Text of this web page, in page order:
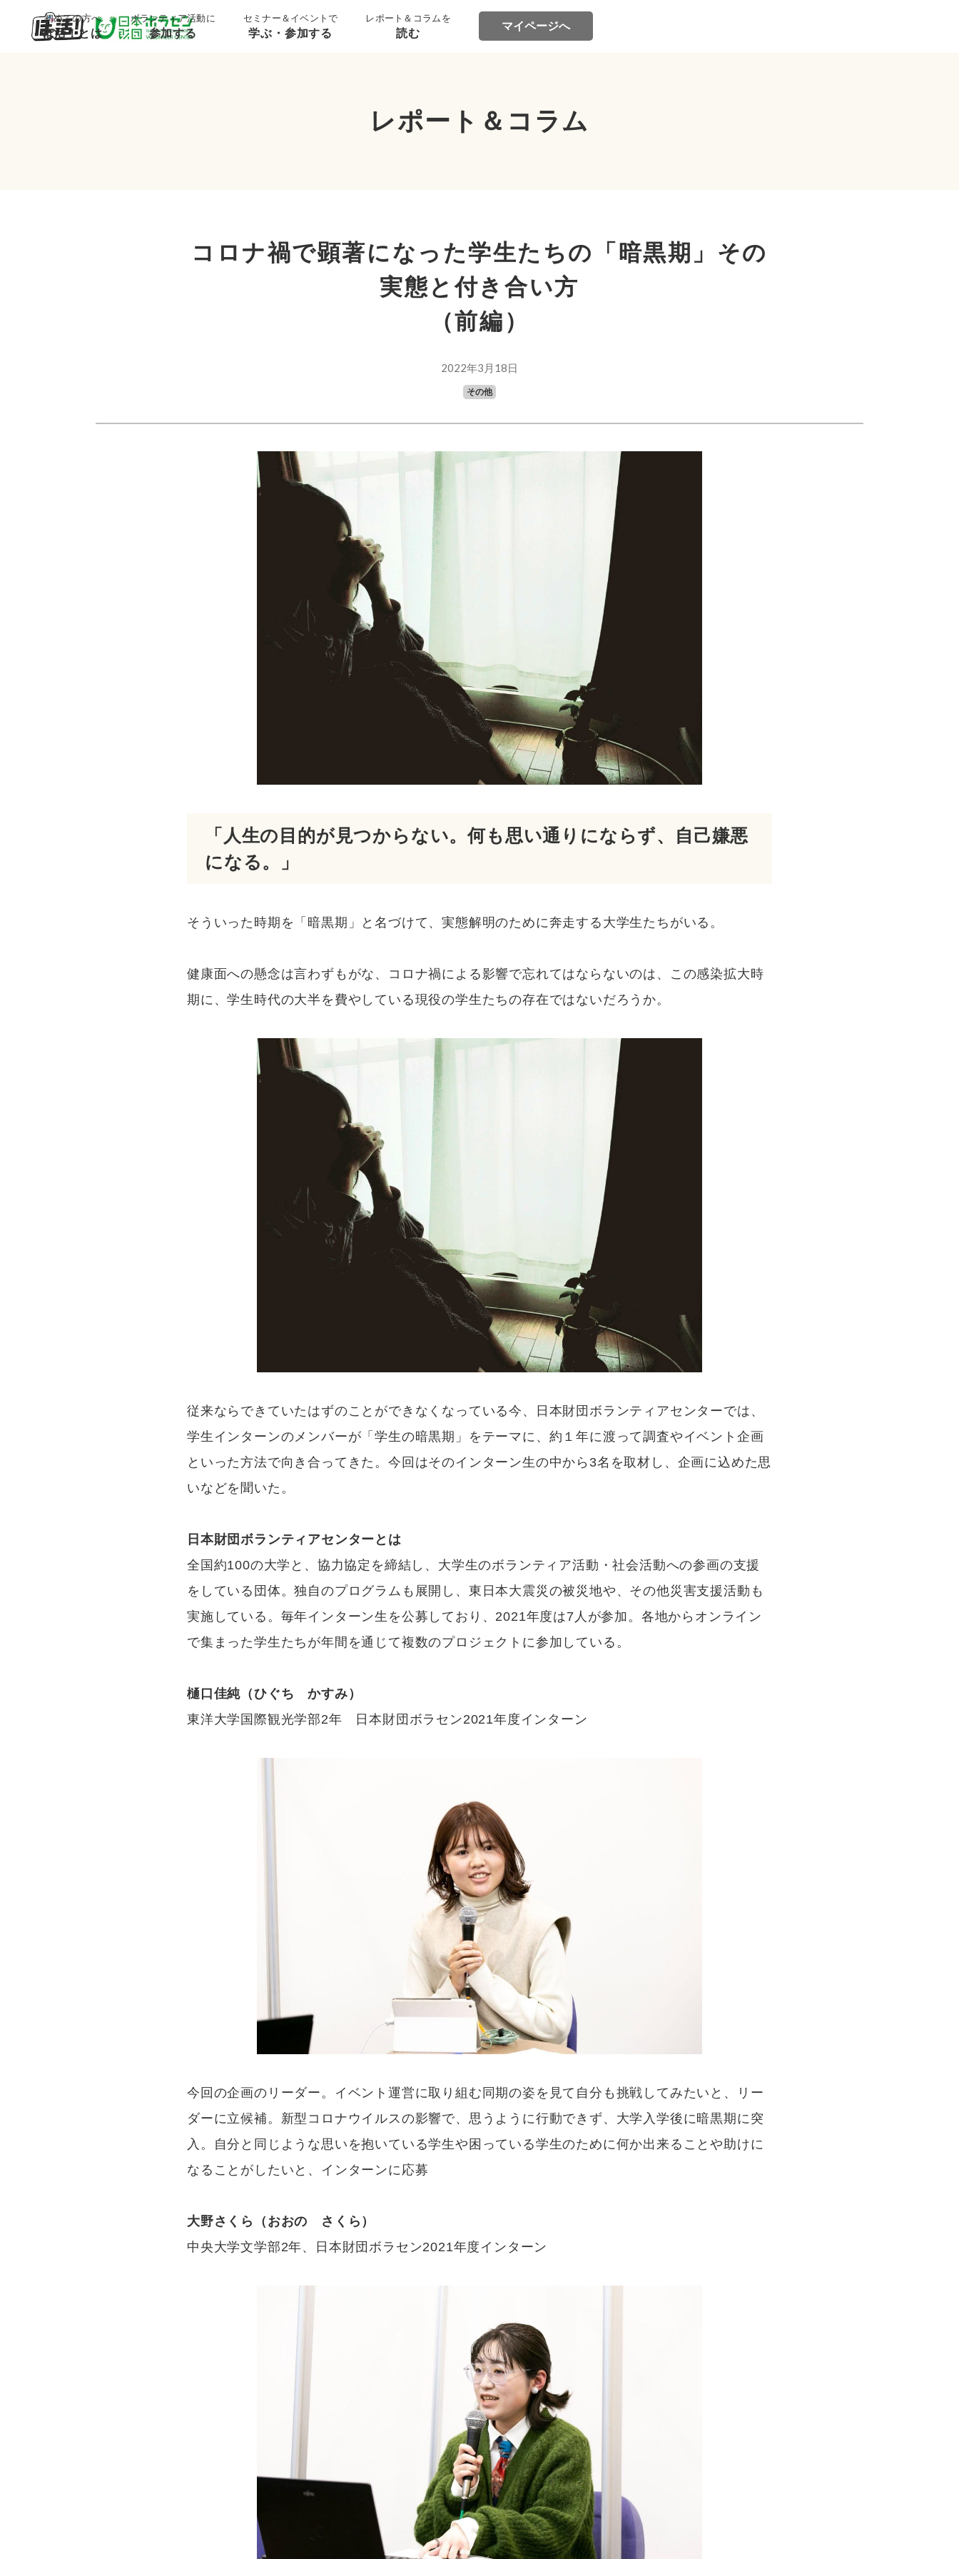
初めての方へ
ぼ活！とは
ボランティア活動に
参加する
セミナー＆イベントで
学ぶ・参加する
レポート＆コラムを
読む
マイページへ
レポート＆コラム
コロナ禍で顕著になった学生たちの「暗黒期」その
実態と付き合い方
（前編）
2022年3月18日
その他
「人生の目的が見つからない。何も思い通りにならず、自己嫌悪
になる。」
そういった時期を「暗黒期」と名づけて、実態解明のために奔走する大学生たちがいる。
健康面への懸念は言わずもがな、コロナ禍による影響で忘れてはならないのは、この感染拡大時
期に、学生時代の大半を費やしている現役の学生たちの存在ではないだろうか。
従来ならできていたはずのことができなくなっている今、日本財団ボランティアセンターでは、
学生インターンのメンバーが「学生の暗黒期」をテーマに、約１年に渡って調査やイベント企画
といった方法で向き合ってきた。今回はそのインターン生の中から3名を取材し、企画に込めた思
いなどを聞いた。
日本財団ボランティアセンターとは
全国約100の大学と、協力協定を締結し、大学生のボランティア活動・社会活動への参画の支援
をしている団体。独自のプログラムも展開し、東日本大震災の被災地や、その他災害支援活動も
実施している。毎年インターン生を公募しており、2021年度は7人が参加。各地からオンライン
で集まった学生たちが年間を通じて複数のプロジェクトに参加している。
樋口佳純（ひぐち かすみ）
東洋大学国際観光学部2年 日本財団ボラセン2021年度インターン
今回の企画のリーダー。イベント運営に取り組む同期の姿を見て自分も挑戦してみたいと、リー
ダーに立候補。新型コロナウイルスの影響で、思うように行動できず、大学入学後に暗黒期に突
入。自分と同じような思いを抱いている学生や困っている学生のために何か出来ることや助けに
なることがしたいと、インターンに応募
大野さくら（おおの さくら）
中央大学文学部2年、日本財団ボラセン2021年度インターン